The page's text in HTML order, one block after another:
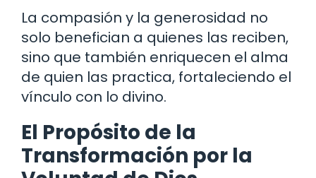
La compasión y la generosidad no
solo benefician a quienes las reciben,
sino que también enriquecen el alma
de quien las practica, fortaleciendo el
vínculo con lo divino.
El Propósito de la
Transformación por la